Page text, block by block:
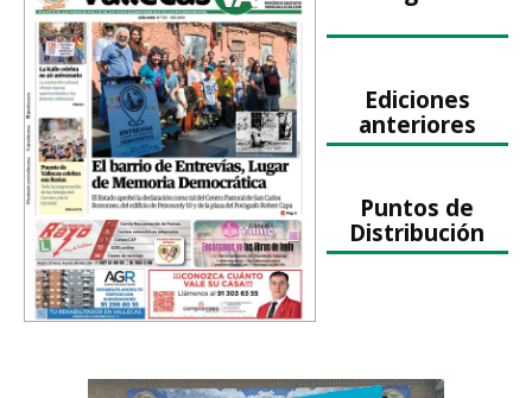
Ediciones
anteriores
Puntos de
Distribución